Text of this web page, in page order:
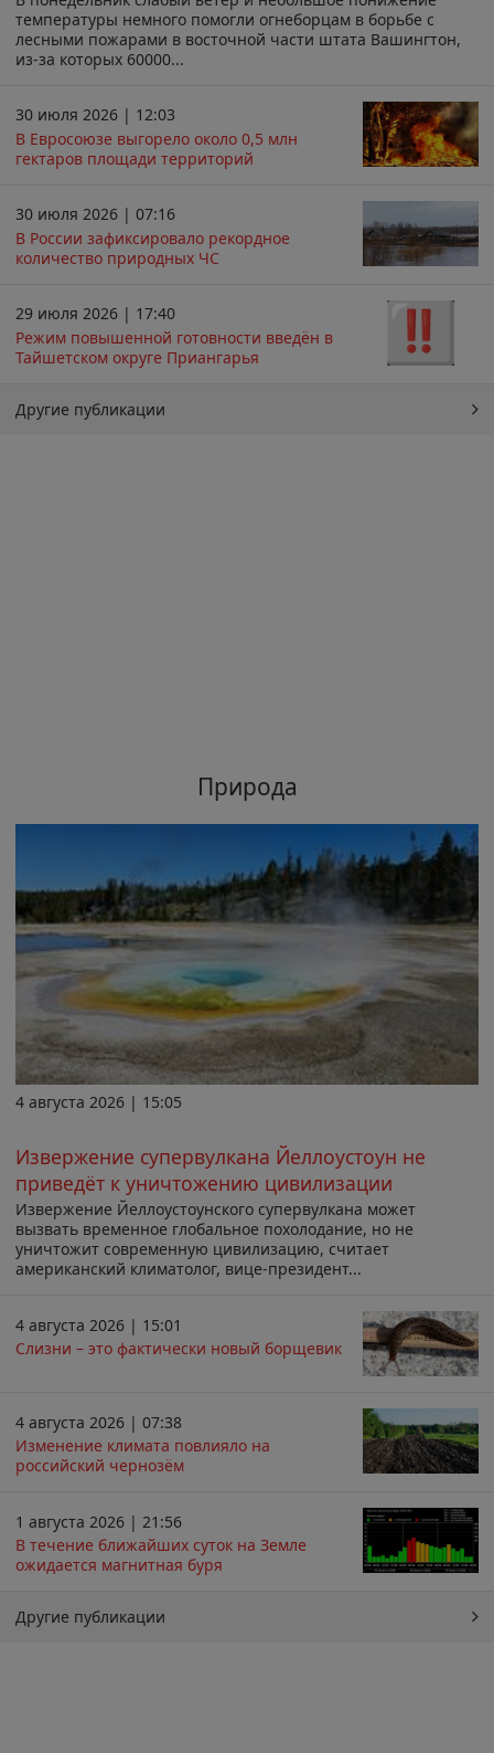
температуры немного помогли огнеборцам в борьбе с
лесными пожарами в восточной части штата Вашингтон,
из-за которых 60000...
30 июля 2026 | 12:03
В Евросоюзе выгорело около 0,5 млн
гектаров площади территорий
30 июля 2026 | 07:16
В России зафиксировало рекордное
количество природных ЧС
29 июля 2026 | 17:40
Режим повышенной готовности введён в
Тайшетском округе Приангарья
Другие публикации
Природа
4 августа 2026 | 15:05
Извержение супервулкана Йеллоустоун не
приведёт к уничтожению цивилизации
Извержение Йеллоустоунского супервулкана может
вызвать временное глобальное похолодание, но не
уничтожит современную цивилизацию, считает
американский климатолог, вице-президент...
4 августа 2026 | 15:01
Слизни – это фактически новый борщевик
4 августа 2026 | 07:38
Изменение климата повлияло на
российский чернозём
1 августа 2026 | 21:56
В течение ближайших суток на Земле
ожидается магнитная буря
Другие публикации